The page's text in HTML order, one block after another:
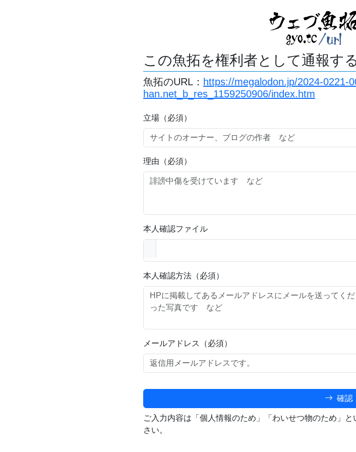
この魚拓を権利者として通報す
魚拓のURL： https://megalodon.jp/2024-0221-
han.net_b_res_1159250906/index.htm
立場（必須）
理由（必須）
本人確認ファイル
本人確認方法（必須）
メールアドレス（必須）
確認
ご入力内容は「個人情報のため」「わいせつ物のため」
さい。